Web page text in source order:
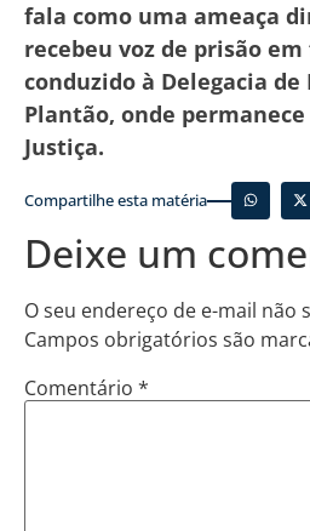
fala como uma ameaça
recebeu voz de prisão
conduzido à Delegacia de
Plantão, onde
Justiça.
Compartilhe esta matéria
Deixe um
O seu endereço de e-mail não
Campos obrigatórios são
Comentário *